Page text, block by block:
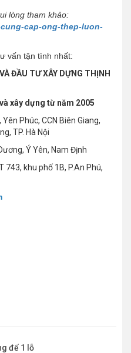
lòng tham khảo:
cap-ong-thep-luon-
vấn tận tình nhất:
ĐẦU TƯ XÂY DỰNG THỊNH
xây dựng từ năm 2005
Yên Phúc, CCN Biên Giang,
TP. Hà Nội
Ý Yên, Nam Định
khu phố 1B, P.An Phú,
đế 1 lỗ